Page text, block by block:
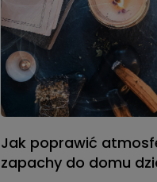
Jak poprawić
zapachy do domu